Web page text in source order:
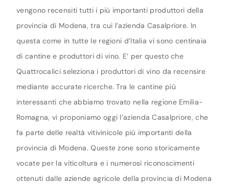
vengono recensiti tutti i più importanti produttori della
provincia di Modena, tra cui l’azienda Casalpriore. In
questa come in tutte le regioni d’Italia vi sono centinaia
di cantine e produttori di vino. E’ per questo che
Quattrocalici seleziona i produttori di vino da recensire
mediante accurate ricerche. Tra le cantine più
interessanti che abbiamo trovato nella regione Emilia-
Romagna, vi proponiamo oggi l’azienda Casalpriore, che
fa parte delle realtà vitivinicole più importanti della
provincia di Modena. Queste zone sono storicamente
vocate per la viticoltura e i numerosi riconoscimenti
ottenuti dalle aziende agricole della provincia di Modena